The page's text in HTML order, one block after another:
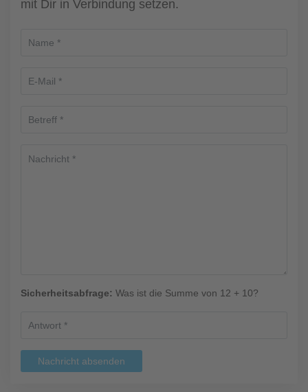
mit Dir in Verbindung setzen.
Sicherheitsabfrage: Was ist die Summe von 12 + 10?
Nachricht absenden